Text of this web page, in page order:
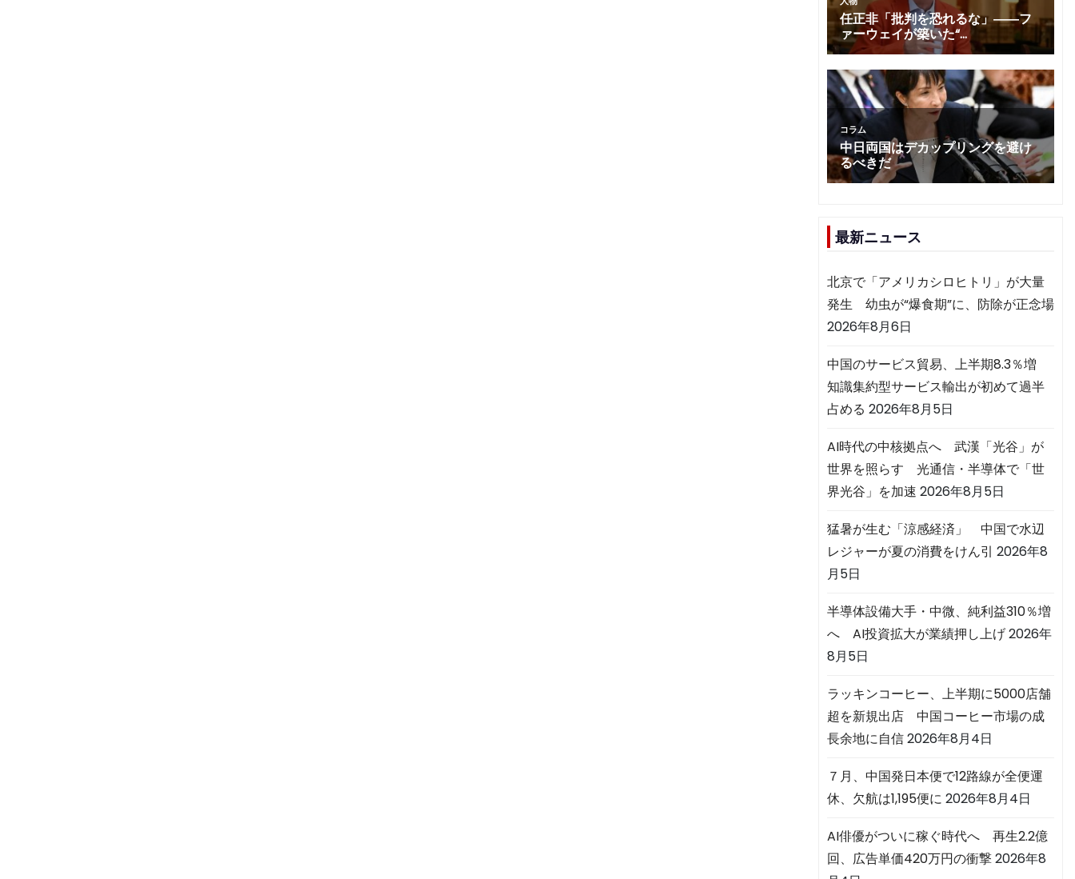
最新ニュース
北京で「アメリカシロヒトリ」が大量
発生 幼虫が“爆食期”に、防除が正念場
2026年8月6日
中国のサービス貿易、上半期8.3％増
知識集約型サービス輸出が初めて過半
占める 2026年8月5日
AI時代の中核拠点へ 武漢「光谷」が
世界を照らす 光通信・半導体で「世
界光谷」を加速 2026年8月5日
猛暑が生む「涼感経済」 中国で水辺
レジャーが夏の消費をけん引 2026年8
月5日
半導体設備大手・中微、純利益310％増
へ AI投資拡大が業績押し上げ2026年
8月5日
ラッキンコーヒー、上半期に5000店舗
超を新規出店 中国コーヒー市場の成
長余地に自信2026年8月4日
７月、中国発日本便で12路線が全便運
休、欠航は1,195便に 2026年8月4日
AI俳優がついに稼ぐ時代へ 再生2.2億
回、広告単価420万円の衝撃2026年8